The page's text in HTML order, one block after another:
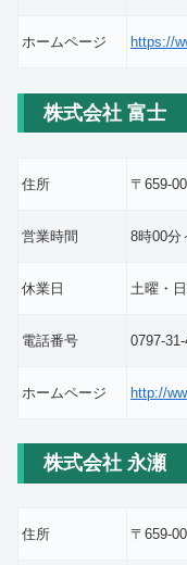
ホームページ https://
株式会社 富士
住所 〒659-
営業時間 8時00分
休業日 土曜・
電話番号 0797-
ホームページ http://
株式会社 永瀬
住所 〒659-